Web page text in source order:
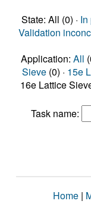
State: All (0) · In
Validation
Application: All
Sieve (0) · 15e
16e Lattice
Task name:
Home |